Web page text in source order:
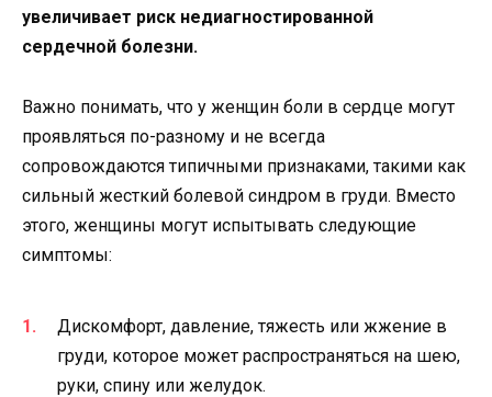
увеличивает риск недиагностированной
сердечной болезни.
Важно понимать, что у женщин боли в сердце могут
проявляться по-разному и не всегда
сопровождаются типичными признаками, такими как
сильный жесткий болевой синдром в груди. Вместо
этого, женщины могут испытывать следующие
симптомы:
Дискомфорт, давление, тяжесть или жжение в
груди, которое может распространяться на шею,
руки, спину или желудок.